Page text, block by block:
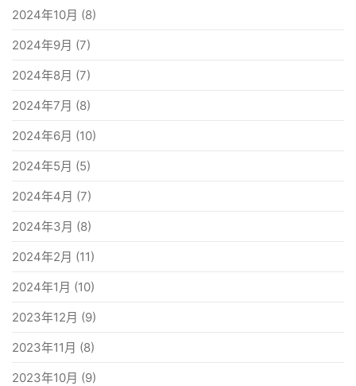
2024年10月 (8)
2024年9月 (7)
2024年8月 (7)
2024年7月 (8)
2024年6月 (10)
2024年5月 (5)
2024年4月 (7)
2024年3月 (8)
2024年2月 (11)
2024年1月 (10)
2023年12月 (9)
2023年11月 (8)
2023年10月 (9)